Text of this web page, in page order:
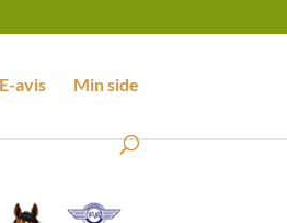
E-avis Min side